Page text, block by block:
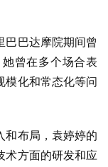
巴巴达摩院期间曾
曾在多个场合表
模化和常态化等问
和布局，袁婷婷的
术方面的研发和应